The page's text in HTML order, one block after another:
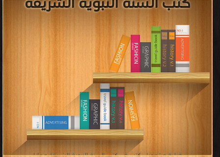
قراءة و تحميل كتب في كتب الدعوة والدفاع عن الإسلام مجانا
كتب قضايا الإصلاح
قراءة و تحميل كتب في كتب قضايا الإصلاح مجانا
[ 155 كتاب/كتب ]